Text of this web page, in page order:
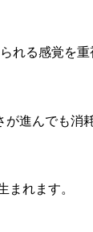
れる感覚を重
進んでも消
まれます。